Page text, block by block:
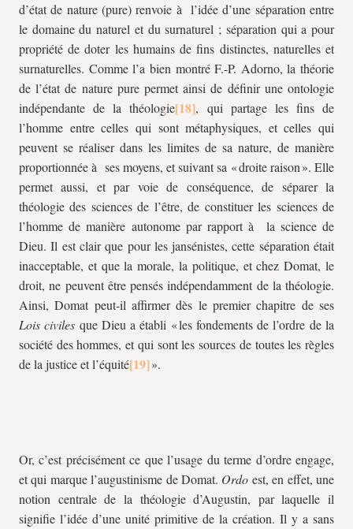
d’état de nature (pure) renvoie à l’idée d’une séparation entre
le domaine du naturel et du surnaturel ; séparation qui a pour
propriété de doter les humains de fins distinctes, naturelles et
surnaturelles. Comme l’a bien montré F.-P. Adorno, la théorie
de l’état de nature pure permet ainsi de définir une ontologie
indépendante de la théologie
, qui partage les fins de
l’homme entre celles qui sont métaphysiques, et celles qui
peuvent se réaliser dans les limites de sa nature, de manière
proportionnée à ses moyens, et suivant sa « droite raison ». Elle
permet aussi, et par voie de conséquence, de séparer la
théologie des sciences de l’être, de constituer les sciences de
l’homme de manière autonome par rapport à la science de
Dieu. Il est clair que pour les jansénistes, cette séparation était
inacceptable, et que la morale, la politique, et chez Domat, le
droit, ne peuvent être pensés indépendamment de la théologie.
Ainsi, Domat peut-il affirmer dès le premier chapitre de ses
Lois civiles que Dieu a établi « les fondements de l’ordre de la
société des hommes, et qui sont les sources de toutes les règles
de la justice et l’équité
».
Or, c’est précisément ce que l’usage du terme d’ordre engage,
et qui marque l’augustinisme de Domat. Ordo est, en effet, une
notion centrale de la théologie d’Augustin, par laquelle il
signifie l’idée d’une unité primitive de la création. Il y a sans